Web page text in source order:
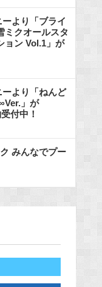
より「ブライ
ミクオールスタ
ョン Vol.1」が
より「ねんど
」が
付中！
みんなでプー